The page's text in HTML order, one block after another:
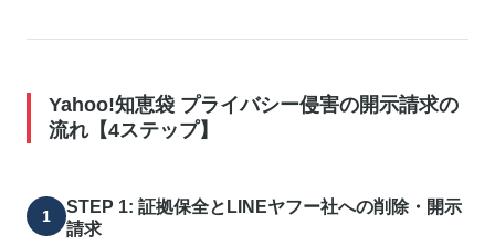
Yahoo!知恵袋 プライバシー侵害の開示請求の
流れ【4ステップ】
STEP 1: 証拠保全とLINEヤフー社への削除・開示
請求